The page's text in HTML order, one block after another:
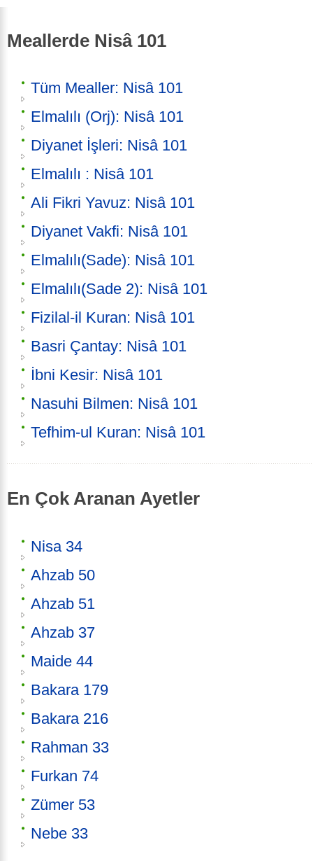
Meallerde Nisâ 101
Tüm Mealler: Nisâ 101
Elmalılı (Orj): Nisâ 101
Diyanet İşleri: Nisâ 101
Elmalılı : Nisâ 101
Ali Fikri Yavuz: Nisâ 101
Diyanet Vakfi: Nisâ 101
Elmalılı(Sade): Nisâ 101
Elmalılı(Sade 2): Nisâ 101
Fizilal-il Kuran: Nisâ 101
Basri Çantay: Nisâ 101
İbni Kesir: Nisâ 101
Nasuhi Bilmen: Nisâ 101
Tefhim-ul Kuran: Nisâ 101
En Çok Aranan Ayetler
Nisa 34
Ahzab 50
Ahzab 51
Ahzab 37
Maide 44
Bakara 179
Bakara 216
Rahman 33
Furkan 74
Zümer 53
Nebe 33